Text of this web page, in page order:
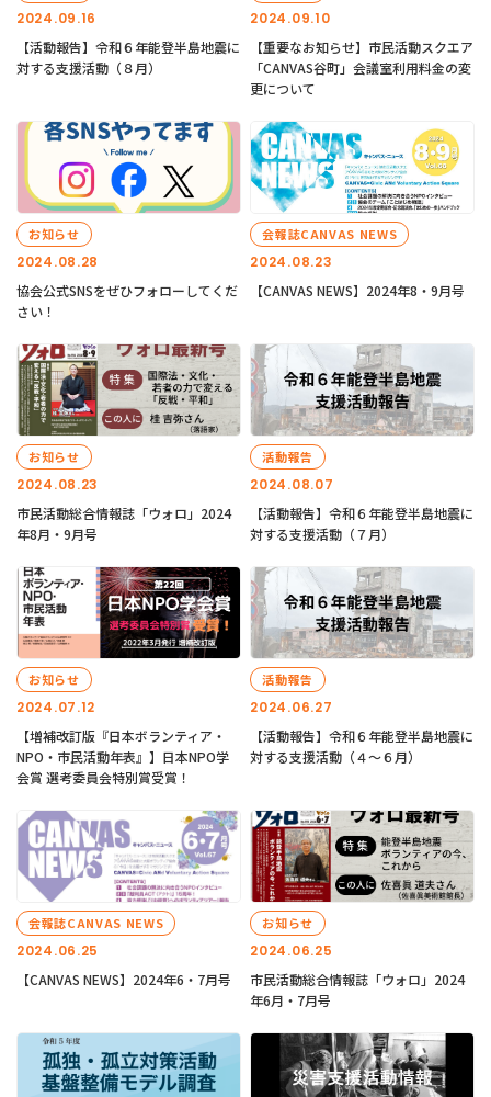
2024.09.16
【活動報告】令和６年能登半島地震に
対する支援活動（８月）
2024.09.10
【重要なお知らせ】市民活動スクエア
「CANVAS谷町」会議室利用料金の変
更について
2024.08.28
お知らせ
協会公式SNSをぜひフォローしてくだ
さい！
2024.08.23
会報誌CANVAS NEWS
【CANVAS NEWS】2024年8・9月号
2024.08.23
お知らせ
市民活動総合情報誌「ウォロ」2024
年8月・9月号
2024.08.07
活動報告
【活動報告】令和６年能登半島地震に
対する支援活動（７月）
2024.07.12
お知らせ
【増補改訂版『日本ボランティア・
NPO・市民活動年表』】日本NPO学
会賞 選考委員会特別賞受賞！
2024.06.27
活動報告
【活動報告】令和６年能登半島地震に
対する支援活動（４〜６月）
2024.06.25
会報誌CANVAS NEWS
【CANVAS NEWS】2024年6・7月号
2024.06.25
お知らせ
市民活動総合情報誌「ウォロ」2024
年6月・7月号